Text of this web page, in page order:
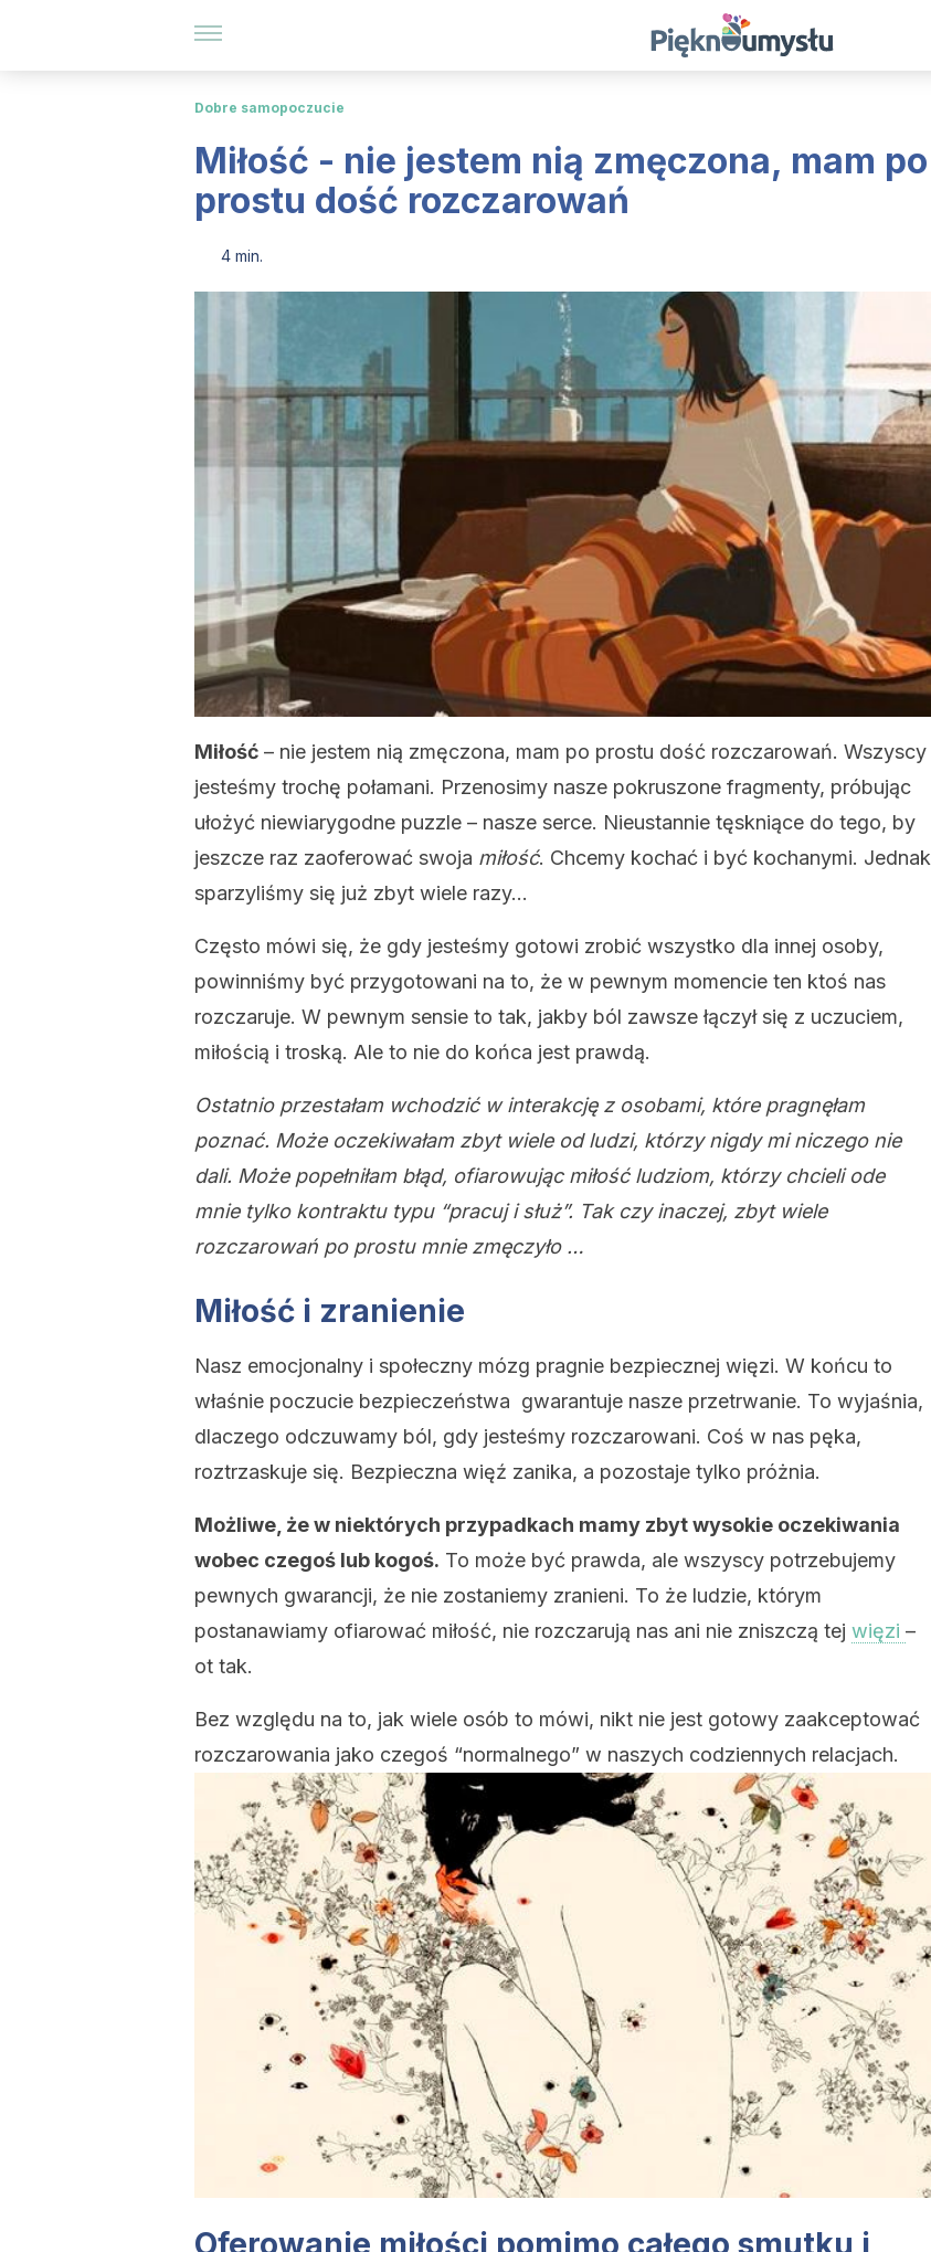
Dobre samopoczucie
Miłość - nie jestem nią zmęczona, mam po
prostu dość rozczarowań
4 min.
Miłość – nie jestem nią zmęczona, mam po prostu dość rozczarowań. Wszyscy
jesteśmy trochę połamani. Przenosimy nasze pokruszone fragmenty, próbując
ułożyć niewiarygodne puzzle – nasze serce. Nieustannie tęskniące do tego, by
jeszcze raz zaoferować swoja miłość. Chcemy kochać i być kochanymi. Jednak
sparzyliśmy się już zbyt wiele razy…
Często mówi się, że gdy jesteśmy gotowi zrobić wszystko dla innej osoby,
powinniśmy być przygotowani na to, że w pewnym momencie ten ktoś nas
rozczaruje. W pewnym sensie to tak, jakby ból zawsze łączył się z uczuciem,
miłością i troską. Ale to nie do końca jest prawdą.
Ostatnio przestałam wchodzić w interakcję z osobami, które pragnęłam
poznać. Może oczekiwałam zbyt wiele od ludzi, którzy nigdy mi niczego nie
dali. Może popełniłam błąd, ofiarowując miłość ludziom, którzy chcieli ode
mnie tylko kontraktu typu “pracuj i służ”. Tak czy inaczej, zbyt wiele
rozczarowań po prostu mnie zmęczyło …
Miłość i zranienie
Nasz emocjonalny i społeczny mózg pragnie bezpiecznej więzi. W końcu to
właśnie poczucie bezpieczeństwa gwarantuje nasze przetrwanie. To wyjaśnia,
dlaczego odczuwamy ból, gdy jesteśmy rozczarowani. Coś w nas pęka,
roztrzaskuje się. Bezpieczna więź zanika, a pozostaje tylko próżnia.
Możliwe, że w niektórych przypadkach mamy zbyt wysokie oczekiwania
wobec czegoś lub kogoś. To może być prawda, ale wszyscy potrzebujemy
pewnych gwarancji, że nie zostaniemy zranieni. To że ludzie, którym
postanawiamy ofiarować miłość, nie rozczarują nas ani nie zniszczą tej więzi –
ot tak.
Bez względu na to, jak wiele osób to mówi, nikt nie jest gotowy zaakceptować
rozczarowania jako czegoś “normalnego” w naszych codziennych relacjach.
Oferowanie miłości pomimo całego smutku i